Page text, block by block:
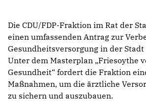
Die CDU/FDP-Fraktion im Rat der
einen umfassenden Antrag zur
Gesundheitsversorgung in der
Unter dem Masterplan „Friesoythe
Gesundheit“ fordert die Fraktion
Maßnahmen, um die ärztliche
zu sichern und auszubauen.